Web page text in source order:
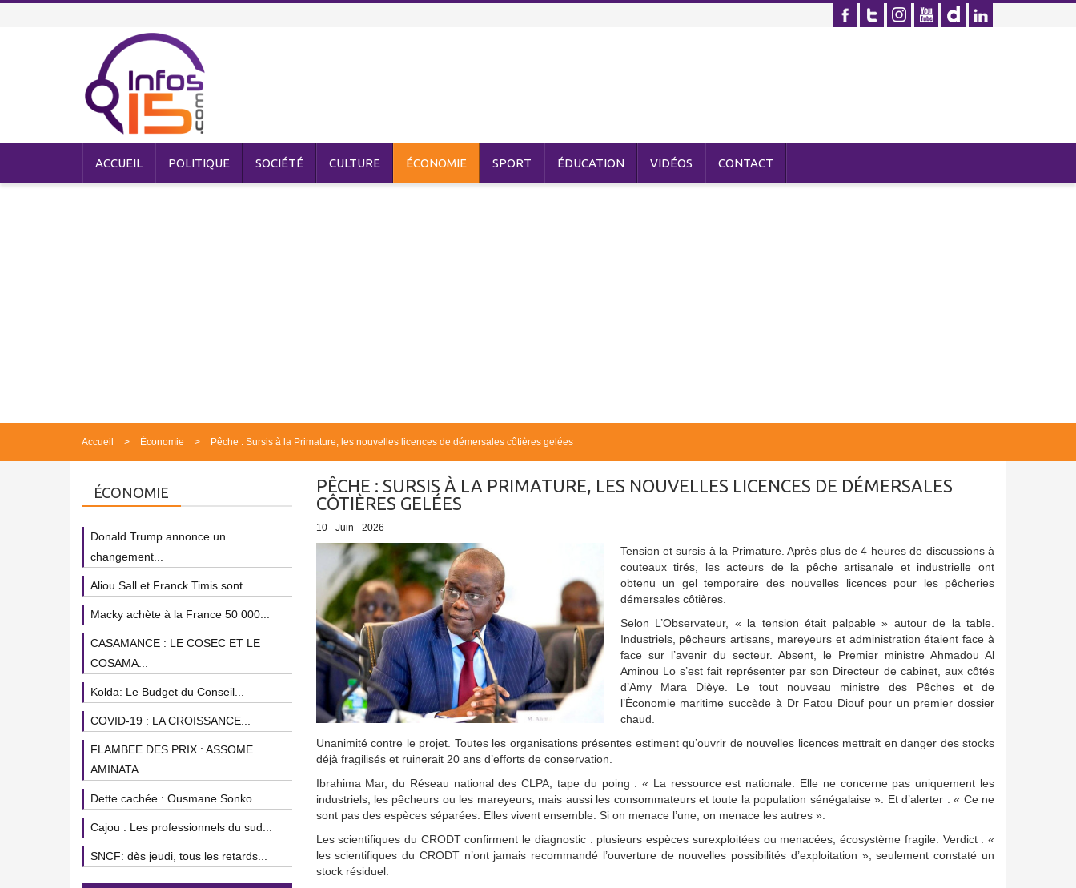
ACCUEIL POLITIQUE SOCIÉTÉ CULTURE ÉCONOMIE SPORT ÉDUCATION VIDÉOS CONTACT
Accueil Économie Pêche : Sursis à la Primature, les nouvelles licences de démersales côtières gelées
PÊCHE : SURSIS À LA PRIMATURE, LES NOUVELLES LICENCES DE DÉMERSALES
CÔTIÈRES GELÉES
10 - Juin - 2026
Tension et sursis à la Primature. Après plus de 4 heures de discussions à
couteaux tirés, les acteurs de la pêche artisanale et industrielle ont
obtenu un gel temporaire des nouvelles licences pour les pêcheries
démersales côtières.
Selon L’Observateur, « la tension était palpable » autour de la table.
Industriels, pêcheurs artisans, mareyeurs et administration étaient face à
face sur l’avenir du secteur. Absent, le Premier ministre Ahmadou Al
Aminou Lo s’est fait représenter par son Directeur de cabinet, aux côtés
d’Amy Mara Dièye. Le tout nouveau ministre des Pêches et de
l’Économie maritime succède à Dr Fatou Diouf pour un premier dossier
chaud.
Unanimité contre le projet. Toutes les organisations présentes estiment qu’ouvrir de nouvelles licences mettrait en danger des stocks
déjà fragilisés et ruinerait 20 ans d’efforts de conservation.
Ibrahima Mar, du Réseau national des CLPA, tape du poing : « La ressource est nationale. Elle ne concerne pas uniquement les
industriels, les pêcheurs ou les mareyeurs, mais aussi les consommateurs et toute la population sénégalaise ». Et d’alerter : « Ce ne
sont pas des espèces séparées. Elles vivent ensemble. Si on menace l’une, on menace les autres ».
Les scientifiques du CRODT confirment le diagnostic : plusieurs espèces surexploitées ou menacées, écosystème fragile. Verdict : «
les scientifiques du CRODT n’ont jamais recommandé l’ouverture de nouvelles possibilités d’exploitation », seulement constaté un
stock résiduel.
ÉCONOMIE
Donald Trump annonce un
changement...
Aliou Sall et Franck Timis sont...
Macky achète à la France 50 000...
CASAMANCE : LE COSEC ET LE
COSAMA...
Kolda: Le Budget du Conseil...
COVID-19 : LA CROISSANCE...
FLAMBEE DES PRIX : ASSOME
AMINATA...
Dette cachée : Ousmane Sonko...
Cajou : Les professionnels du sud...
SNCF: dès jeudi, tous les retards...